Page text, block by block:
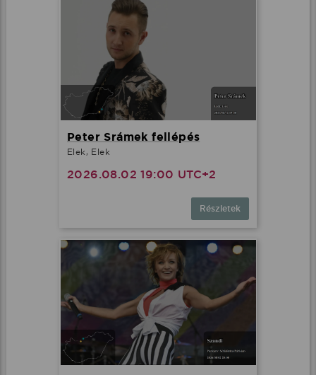
Peter Srámek fellépés
Elek, Elek
2026.08.02 19:00 UTC+2
Részletek